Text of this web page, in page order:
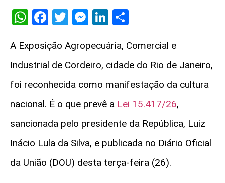
WhatsApp
Facebook
Twitter
Messenger
LinkedIn
A Exposição Agropecuária, Comercial e
Industrial de Cordeiro, cidade do Rio de Janeiro,
foi reconhecida como manifestação da cultura
nacional. É o que prevê a Lei 15.417/26,
sancionada pelo presidente da República, Luiz
Inácio Lula da Silva, e publicada no Diário Oficial
da União (DOU) desta terça-feira (26).